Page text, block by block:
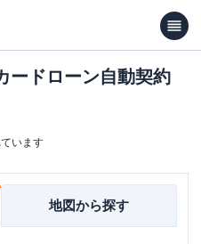
ードローン自動契約
います
地図から探す